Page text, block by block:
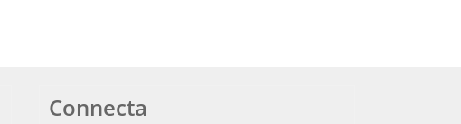
Connecta